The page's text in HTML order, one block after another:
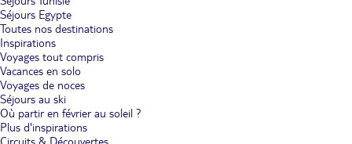
Séjours Egypte
Toutes nos destinations
Inspirations
Voyages tout compris
Vacances en solo
Voyages de noces
Séjours au ski
Où partir en février au soleil ?
Plus d'inspirations